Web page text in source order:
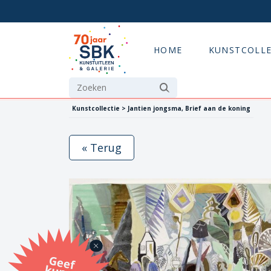
HOME
Kunstcollectie > Jantien jongsma, Brief aan de koning
G
eef
u
n
st
a
d
o
m
et
e SB
K
u
n
stb
o
n
« Terug